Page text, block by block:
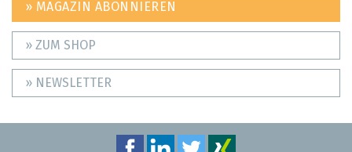
» MAGAZIN ABONNIEREN
» ZUM SHOP
» NEWSLETTER